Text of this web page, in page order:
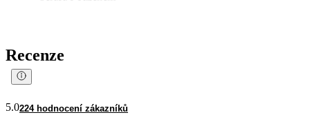
Recenze
5.0224 hodnocení zákazníků